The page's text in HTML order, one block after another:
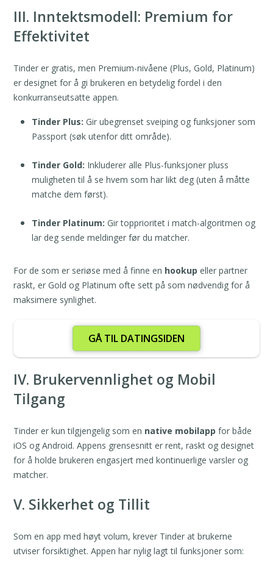
III. Inntektsmodell: Premium for
Effektivitet
Tinder er gratis, men Premium-nivåene (Plus, Gold, Platinum)
er designet for å gi brukeren en betydelig fordel i den
konkurranseutsatte appen.
Tinder Plus: Gir ubegrenset sveiping og funksjoner som
Passport (søk utenfor ditt område).
Tinder Gold: Inkluderer alle Plus-funksjoner pluss
muligheten til å se hvem som har likt deg (uten å måtte
matche dem først).
Tinder Platinum: Gir topprioritet i match-algoritmen og
lar deg sende meldinger før du matcher.
For de som er seriøse med å finne en hookup eller partner
raskt, er Gold og Platinum ofte sett på som nødvendig for å
maksimere synlighet.
GÅ TIL DATINGSIDEN
IV. Brukervennlighet og Mobil
Tilgang
Tinder er kun tilgjengelig som en native mobilapp for både
iOS og Android. Appens grensesnitt er rent, raskt og designet
for å holde brukeren engasjert med kontinuerlige varsler og
matcher.
V. Sikkerhet og Tillit
Som en app med høyt volum, krever Tinder at brukerne
utviser forsiktighet. Appen har nylig lagt til funksjoner som: